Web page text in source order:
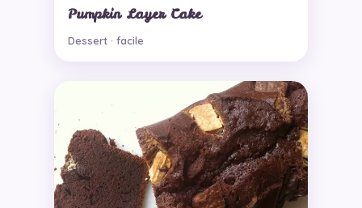
Pumpkin Layer Cake
Dessert · facile